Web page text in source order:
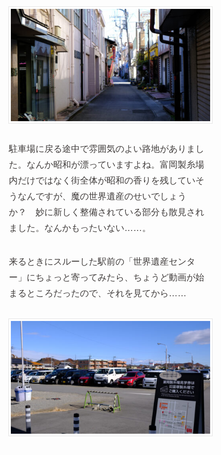
駐車場に戻る途中で雰囲気のよい路地がありまし
た。なんか昭和が漂っていますよね。富岡製糸場
内だけではなく街全体が昭和の香りを残していそ
うなんですが、魔の世界遺産のせいでしょう
か？ 妙に新しく整備されている部分も散見され
ました。なんかもったいない……。
来るときにスルーした駅前の「世界遺産センタ
ー」にちょっと寄ってみたら、ちょうど動画が始
まるところだったので、それを見てから……